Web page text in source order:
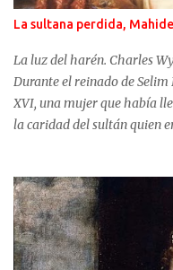
La sultana perdida,
La luz del harén. Charles
Durante el reinado de
XVI, una mujer que había
la caridad del sultán quien
fue su madre, la sultana
favor del poderoso Solimán,
hijo fueran alejados del
orígenes desconocidos que